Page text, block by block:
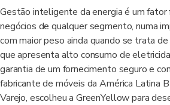
Gestão inteligente da energia é um fator
negócios de qualquer segmento, numa
com maior peso ainda quando se trata
que apresenta alto consumo de
garantia de um fornecimento seguro e
fabricante de móveis da América Latina
Varejo, escolheu a GreenYellow para